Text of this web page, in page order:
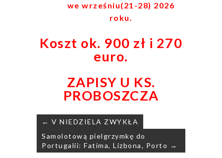
we wrześniu(21-28) 2026
roku.
Koszt ok. 900 zł i 270
euro.
ZAPISY U KS.
PROBOSZCZA
Nawigacja
← V NIEDZIELA ZWYKŁA
Samolotową pielgrzymkę do
Portugalii: Fatima, Lizbona, Porto →